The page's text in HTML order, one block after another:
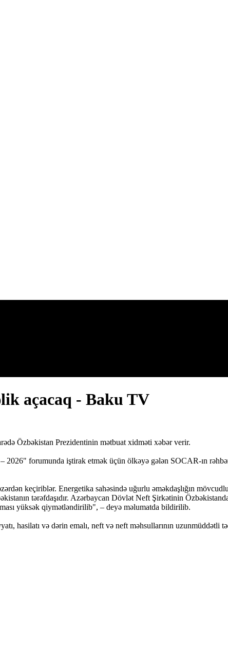
açacaq - Baku TV
Özbəkistan Prezidentinin mətbuat xidməti xəbər verir.
forumunda iştirak etmək üçün ölkəyə gələn SOCAR-ın
keçiriblər. Energetika sahəsində uğurlu əməkdaşlığın
tərəfdaşıdır. Azərbaycan Dövlət Neft Şirkətinin
yüksək qiymətləndirilib", – deyə məlumatda bildirilib.
hasilatı və dərin emalı, neft və neft məhsullarının uzunmüddətli